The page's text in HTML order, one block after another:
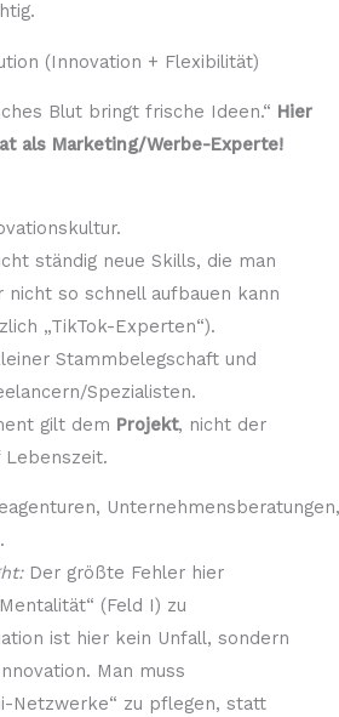
(Innovation + Flexibilität)
Blut bringt frische Ideen.“ Hier
als Marketing/Werbe-Experte!
ständig neue Skills, die man
nicht so schnell aufbauen kann
„TikTok-Experten“).
Stammbelegschaft und
Spezialisten.
gilt dem Projekt, nicht der
Lebenszeit.
Der größte Fehler hier
(Feld I) zu
ist hier kein Unfall, sondern
Man muss
Netzwerke“ zu pflegen, statt